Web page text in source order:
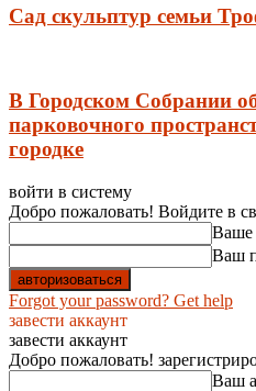
Сад скульптур семьи
В Городском Собрании
парковочного
городке
войти в систему
Добро пожаловать! Войдите в
Ваше
Ваш
Forgot your password? Get help
завести аккаунт
завести аккаунт
Добро пожаловать!
Ваш